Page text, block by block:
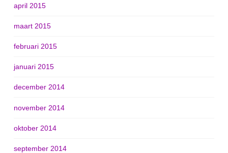
april 2015
maart 2015
februari 2015
januari 2015
december 2014
november 2014
oktober 2014
september 2014